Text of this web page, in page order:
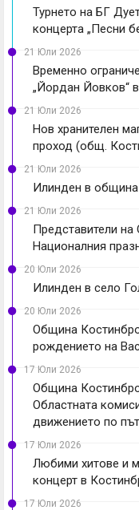
Турнето на БГ
концерта „Песни
21 Юли 2026
Временно
„Йордан Йовков“
21 Юли 2026
Нов хранителен
проход (общ.
21 Юли 2026
Илинден в
21 Юли 2026
Представители
Националния
20 Юли 2026
Илинден в село
20 Юли 2026
Община
рождението на
17 Юли 2026
Община
Областната
движението по
17 Юли 2026
Любими хитове и
концерт в
17 Юли 2026